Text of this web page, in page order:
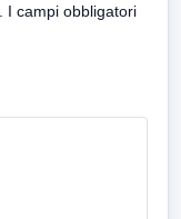
I campi obbligatori